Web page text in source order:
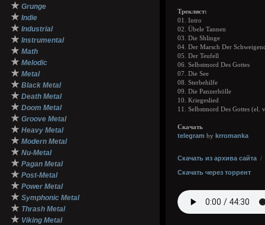
★ Grunge
★ Indie
★ Industrial
★ Instrumental
★ Math
★ Melodic
★ Metal
★ Black Metal
★ Death Metal
★ Doom Metal
★ Groove Metal
★ Heavy Metal
★ Modern Metal
★ Nu-Metal
★ Pagan Metal
★ Post-Metal
★ Power Metal
★ Symphonic Metal
★ Thrash Metal
★ Viking Metal
Треклист:
01. Intro
02. Übele Tannen
03. Die Shlinge
04. Der Marsch Der
05. Der Teufell
06. Selbstmord Des Gottes
07. Die See
08. Sterbehilfe
09. Die Panzerhölle
10. Kriegeslied
11. Selbstmord Des Gottes (el.
Скачать
telegram by krromanka
Скачать из архива сайта /
Скачать через торрент